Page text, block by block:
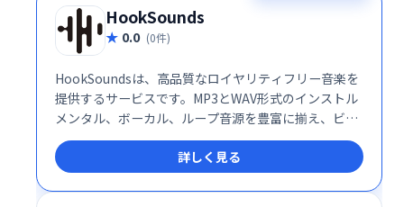
HookSounds
0.0 (0件)
HookSoundsは、高品質なロイヤリティフリー音楽を
提供するサービスです。MP3とWAV形式のインストル
メンタル、ボーカル、ループ音源を豊富に揃え、ビデ
オプロジェクトなどに手軽に利用できます。アーティ
ストが所有・運営しており、ダウンロードしてすぐに
使用可能です。あなたの動画制作を、高品質な音楽で
さらに魅力的に演出しましょう。
詳しく見る